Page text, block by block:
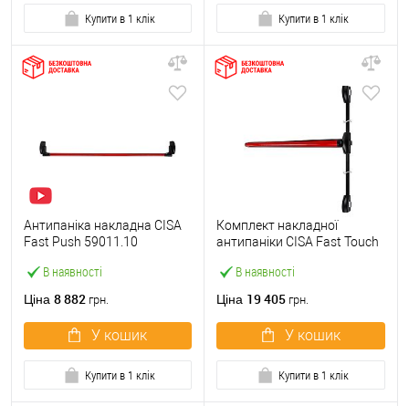
Купити в 1 клік Купити в 1 клік
В наявності
Антипаніка накладна CISA
Fast Push 59011.10
штангою 1500 мм червона
Ціна 8 882 грн.
У кошик
Купити в 1 клік
В наявності
Комплект накладної
антипаніки CISA Fast Touch
точковий вбік червона
Ціна 19 405 грн.
У кошик
Купити в 1 клік